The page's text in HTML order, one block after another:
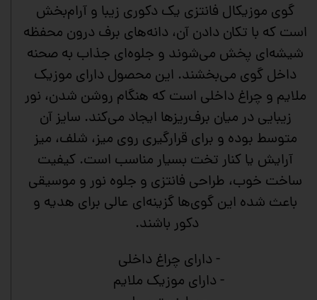
گوی موزیکال فانتزی یک دکوری زیبا و آرام‌بخش
است که با تکان دادن آن، دانه‌های برف درون محفظه
شیشه‌ای پخش می‌شوند و جلوه‌ای جذاب به صحنه
داخل گوی می‌بخشند. این محصول دارای موزیک
ملایم و چراغ داخلی است که هنگام روشن شدن، نور
زیبایی در میان برف‌ریزها ایجاد می‌کند. سایز آن
متوسط بوده و برای قرارگیری روی میز، شلف، میز
آرایش یا کنار تخت بسیار مناسب است. کیفیت
ساخت خوب، طراحی فانتزی و جلوه نور و موسیقی
باعث شده این گوی‌ها گزینه‌ای عالی برای هدیه و
دکور باشند.
- دارای چراغ داخلی
- دارای موزیک ملایم